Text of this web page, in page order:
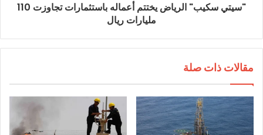
"سيتي سكيب" الرياض يختتم أعماله باستثمارات تجاوزت 110
مليارات ريال
مقالات ذات صلة